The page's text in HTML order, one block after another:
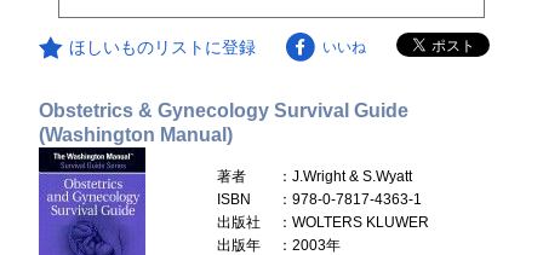
ほしいものリストに登録 いいね
Obstetrics & Gynecology Survival Guide
(Washington Manual)
著者
：J.Wright & S.Wyatt
ISBN
：978-0-7817-4363-1
出版社
：WOLTERS KLUWER
出版年
：2003年